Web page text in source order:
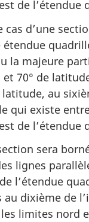
de l’étendue
cas d’une
étendue
la majeure
et 70° de
latitude, au
qui existe
de l’étendue
sera
lignes
l’étendue
au dixième de
limites nord